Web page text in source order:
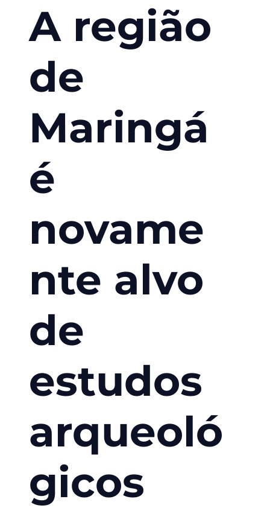
A região
de
Maringá
é
novame
nte alvo
de
estudos
arqueoló
gicos